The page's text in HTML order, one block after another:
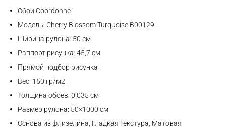
Обои Coordonne
Модель: Cherry Blossom Turquoise B00129
Ширина рулона: 50 см
Раппорт рисунка: 45,7 см
Прямой подбор рисунка
Вес: 150 гр/м2
Толщина обоев: 0.035 см
Размер рулона: 50×1000 см
Основа из флизелина, Гладкая текстура, Матовая